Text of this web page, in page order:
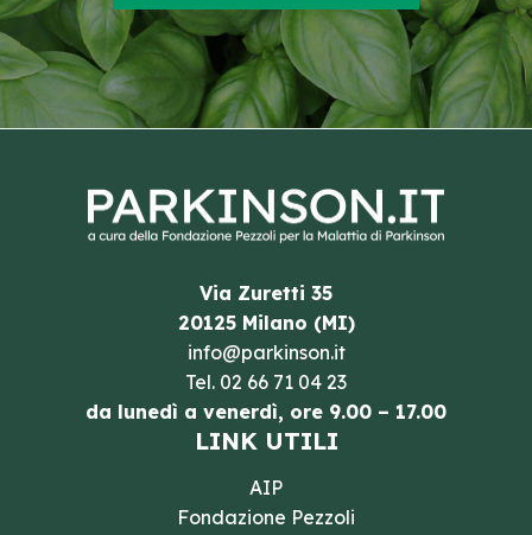
Via Zuretti 35
20125 Milano (MI)
info@parkinson.it
Tel. 02 66 71 04 23
da lunedì a venerdì, ore 9.00 – 17.00
LINK UTILI
AIP
Fondazione Pezzoli